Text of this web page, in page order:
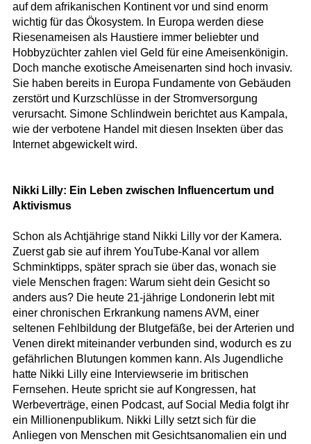
auf dem afrikanischen Kontinent vor und sind enorm
wichtig für das Ökosystem. In Europa werden diese
Riesenameisen als Haustiere immer beliebter und
Hobbyzüchter zahlen viel Geld für eine Ameisenkönigin.
Doch manche exotische Ameisenarten sind hoch invasiv.
Sie haben bereits in Europa Fundamente von Gebäuden
zerstört und Kurzschlüsse in der Stromversorgung
verursacht. Simone Schlindwein berichtet aus Kampala,
wie der verbotene Handel mit diesen Insekten über das
Internet abgewickelt wird.
Nikki Lilly: Ein Leben zwischen Influencertum und
Aktivismus
Schon als Achtjährige stand Nikki Lilly vor der Kamera.
Zuerst gab sie auf ihrem YouTube-Kanal vor allem
Schminktipps, später sprach sie über das, wonach sie
viele Menschen fragen: Warum sieht dein Gesicht so
anders aus? Die heute 21-jährige Londonerin lebt mit
einer chronischen Erkrankung namens AVM, einer
seltenen Fehlbildung der Blutgefäße, bei der Arterien und
Venen direkt miteinander verbunden sind, wodurch es zu
gefährlichen Blutungen kommen kann. Als Jugendliche
hatte Nikki Lilly eine Interviewserie im britischen
Fernsehen. Heute spricht sie auf Kongressen, hat
Werbeverträge, einen Podcast, auf Social Media folgt ihr
ein Millionenpublikum. Nikki Lilly setzt sich für die
Anliegen von Menschen mit Gesichtsanomalien ein und